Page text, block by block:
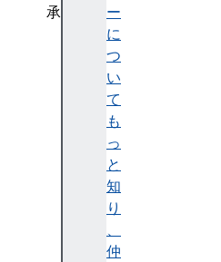
ー
に
つ
い
て
も
っ
と
知
り
、
仲
承